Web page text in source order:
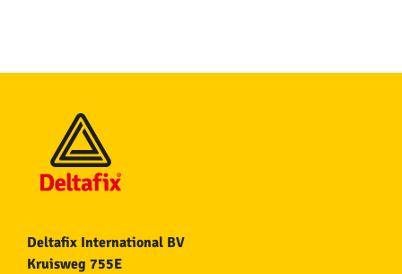
Deltafix International BV
Kruisweg 755E